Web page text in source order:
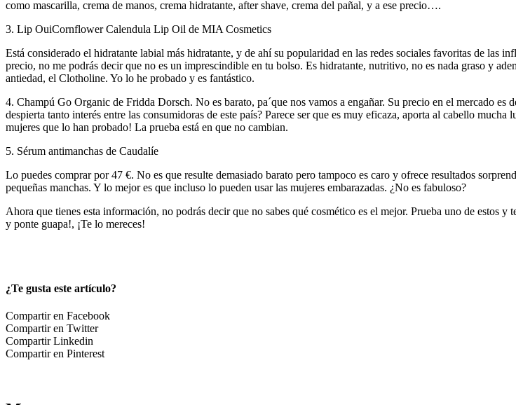
como mascarilla, crema de manos, crema hidratante, after shave, crema del pañal, y a ese precio….
3. Lip OuiCornflower Calendula Lip Oil de MIA Cosmetics
Está considerado el hidratante labial más hidratante, y de ahí su popularidad en las redes sociales favoritas de las
precio, no me podrás decir que no es un imprescindible en tu bolso. Es hidratante, nutritivo, no es nada graso y
antiedad, el Clotholine. Yo lo he probado y es fantástico.
4. Champú Go Organic de Fridda Dorsch. No es barato, pa´que nos vamos a engañar. Su precio en el mercado
despierta tanto interés entre las consumidoras de este país? Parece ser que es muy eficaza, aporta al cabello
mujeres que lo han probado! La prueba está en que no cambian.
5. Sérum antimanchas de Caudalíe
Lo puedes comprar por 47 €. No es que resulte demasiado barato pero tampoco es caro y ofrece resultados
pequeñas manchas. Y lo mejor es que incluso lo pueden usar las mujeres embarazadas. ¿No es fabuloso?
Ahora que tienes esta información, no podrás decir que no sabes qué cosmético es el mejor. Prueba uno de estos
y ponte guapa!, ¡Te lo mereces!
¿Te gusta este artículo?
Compartir en Facebook
Compartir en Twitter
Compartir Linkedin
Compartir en Pinterest